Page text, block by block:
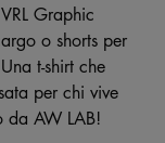
Graphic
o shorts per
t-shirt che
per chi vive
da AW LAB!